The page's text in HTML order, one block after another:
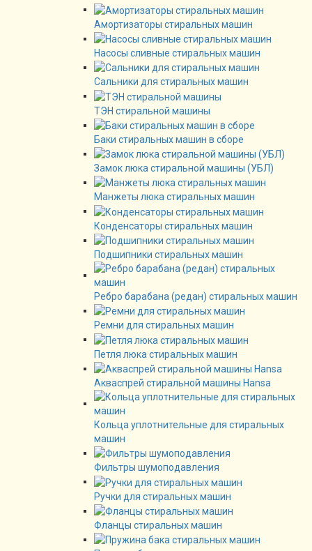
Амортизаторы стиральных машин
Насосы сливные стиральных машин
Сальники для стиральных машин
ТЭН стиральной машины
Баки стиральных машин в сборе
Замок люка стиральной машины (УБЛ)
Манжеты люка стиральных машин
Конденсаторы стиральных машин
Подшипники стиральных машин
Ребро барабана (редан) стиральных машин
Ремни для стиральных машин
Петля люка стиральных машин
Акваспрей стиральной машины Hansa
Кольца уплотнительные для стиральных
машин
Фильтры шумоподавления
Ручки для стиральных машин
Фланцы стиральных машин